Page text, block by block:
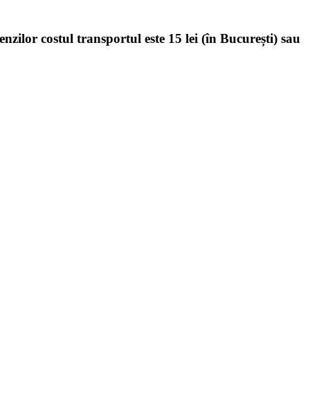
costul transportul este 15 lei (în București) sau